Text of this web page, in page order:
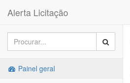
Alerta Licitação
Painel geral